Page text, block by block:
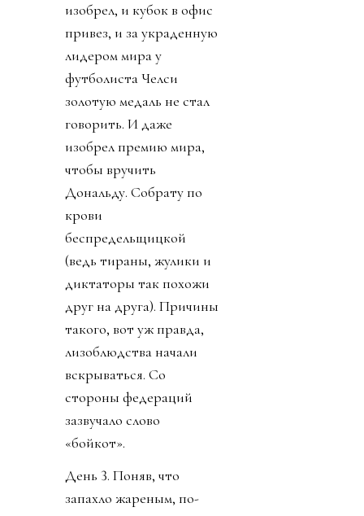
изобрел, и кубок в офис
привез, и за украденную
лидером мира у
футболиста Челси
золотую медаль не стал
говорить. И даже
изобрел премию мира,
чтобы вручить
Дональду. Собрату по
крови
беспредельщицкой
(ведь тираны, жулики и
диктаторы так похожи
друг на друга). Причины
такого, вот уж правда,
лизоблюдства начали
вскрываться. Со
стороны федераций
зазвучало слово
«бойкот».
День 3. Поняв, что
запахло жареным, по-